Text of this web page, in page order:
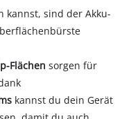
kannst, sind der Akku-
Flächen sorgen für
kannst du dein Gerät